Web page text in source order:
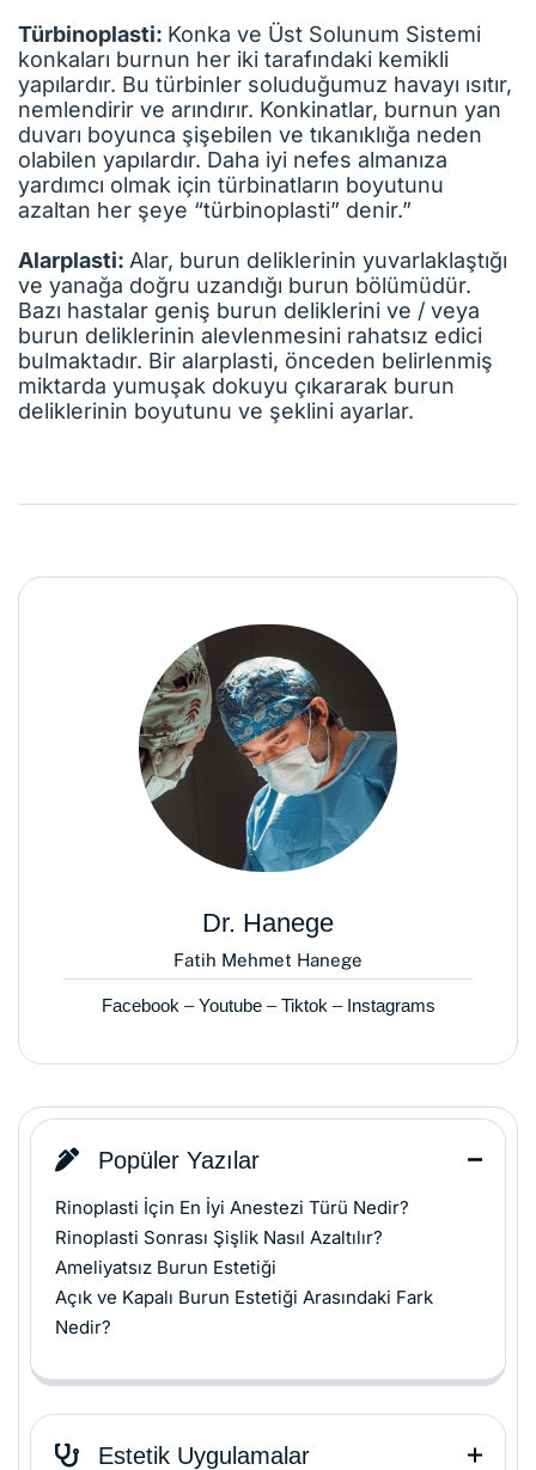
Türbinoplasti: Konka ve Üst Solunum Sistemi
konkaları burnun her iki tarafındaki kemikli
yapılardır. Bu türbinler soluduğumuz havayı ısıtır,
nemlendirir ve arındırır. Konkinatlar, burnun yan
duvarı boyunca şişebilen ve tıkanıklığa neden
olabilen yapılardır. Daha iyi nefes almanıza
yardımcı olmak için türbinatların boyutunu
azaltan her şeye “türbinoplasti” denir.”
Alarplasti: Alar, burun deliklerinin yuvarlaklaştığı
ve yanağa doğru uzandığı burun bölümüdür.
Bazı hastalar geniş burun deliklerini ve / veya
burun deliklerinin alevlenmesini rahatsız edici
bulmaktadır. Bir alarplasti, önceden belirlenmiş
miktarda yumuşak dokuyu çıkararak burun
deliklerinin boyutunu ve şeklini ayarlar.
Dr. Hanege
Fatih Mehmet Hanege
Facebook –Youtube–Tiktok – Instagrams
Popüler Yazılar
Rinoplasti İçin En İyi Anestezi Türü Nedir?
Rinoplasti Sonrası Şişlik Nasıl Azaltılır?
Ameliyatsız Burun Estetiği
Açık ve Kapalı Burun Estetiği Arasındaki Fark
Nedir?
Estetik Uygulamalar